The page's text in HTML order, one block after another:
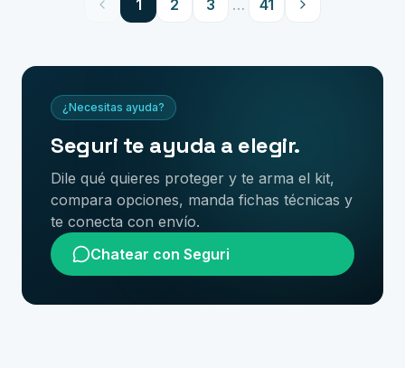
1 2 3 … 41
¿Necesitas ayuda?
Seguri te ayuda a elegir.
Dile qué quieres proteger y te arma el kit,
compara opciones, manda fichas técnicas y
te conecta con envío.
Chatear con Seguri